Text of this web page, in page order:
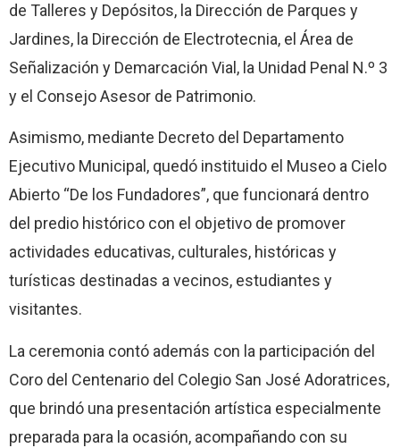
de Talleres y Depósitos, la Dirección de Parques y
Jardines, la Dirección de Electrotecnia, el Área de
Señalización y Demarcación Vial, la Unidad Penal N.º 3
y el Consejo Asesor de Patrimonio.
Asimismo, mediante Decreto del Departamento
Ejecutivo Municipal, quedó instituido el Museo a Cielo
Abierto “De los Fundadores”, que funcionará dentro
del predio histórico con el objetivo de promover
actividades educativas, culturales, históricas y
turísticas destinadas a vecinos, estudiantes y
visitantes.
La ceremonia contó además con la participación del
Coro del Centenario del Colegio San José Adoratrices,
que brindó una presentación artística especialmente
preparada para la ocasión, acompañando con su